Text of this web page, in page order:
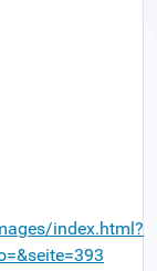
index.html?